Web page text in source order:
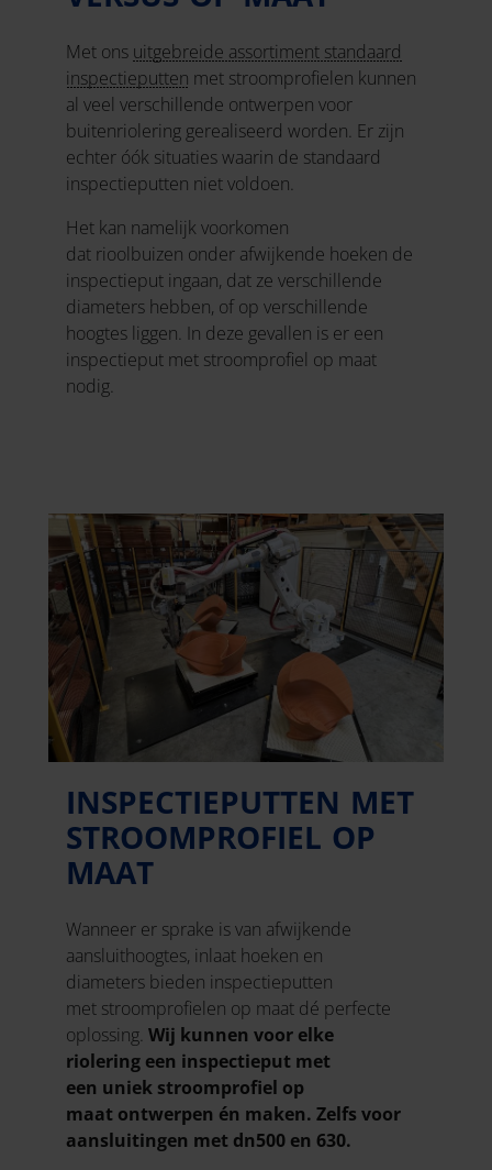
Met ons uitgebreide assortiment standaard
inspectieputten met stroomprofielen kunnen
al veel verschillende ontwerpen voor
buitenriolering gerealiseerd worden. Er zijn
echter óók situaties waarin de standaard
inspectieputten niet voldoen.
Het kan namelijk voorkomen
dat rioolbuizen onder afwijkende hoeken de
inspectieput ingaan, dat ze verschillende
diameters hebben, of op verschillende
hoogtes liggen. In deze gevallen is er een
inspectieput met stroomprofiel op maat
nodig.
INSPECTIEPUTTEN MET
STROOMPROFIEL OP
MAAT
Wanneer er sprake is van afwijkende
aansluithoogtes, inlaat hoeken en
diameters bieden inspectieputten
met stroomprofielen op maat dé perfecte
oplossing. Wij kunnen voor elke
riolering een inspectieput met
een uniek stroomprofiel op
maat ontwerpen én maken. Zelfs voor
aansluitingen met dn500 en 630.